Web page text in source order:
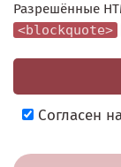
Разрешённые
<blockquote>
Согласен